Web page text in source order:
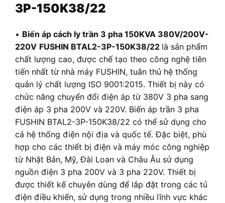
3P-150K38/22
• Biến áp cách ly trần 3 pha 150KVA 380V/200V-
220V FUSHIN BTAL2-3P-150K38/22 là sản phẩm
chất lượng cao, được chế tạo theo công nghệ tiên
tiến nhất từ nhà máy FUSHIN, tuân thủ hệ thống
quản lý chất lượng ISO 9001:2015. Thiết bị này có
chức năng chuyển đổi điện áp từ 380V 3 pha sang
điện áp 3 pha 200V và 220V. Biến áp trần 3 pha
FUSHIN BTAL2-3P-150K38/22 có thể sử dụng cho
cả hệ thống điện nội địa và quốc tế. Đặc biệt, phù
hợp cho các thiết bị điện và máy móc công nghiệp
từ Nhật Bản, Mỹ, Đài Loan và Châu Âu sử dụng
nguồn điện 3 pha 200V và 3 pha 220V. Thiết bị
được thiết kế chuyên dùng để lắp đặt trong các tủ
điện điều khiển, sử dụng trong nhiều lĩnh vực khác